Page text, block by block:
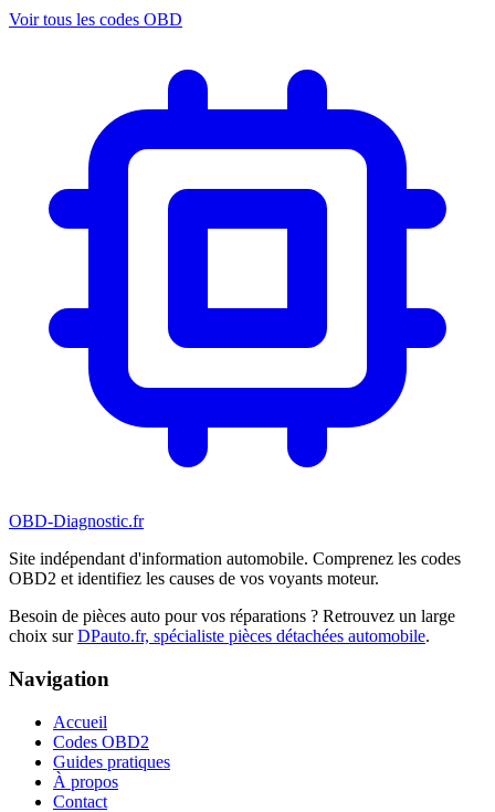
Voir tous les codes OBD
OBD-Diagnostic.fr
Site indépendant d'information automobile. Comprenez les codes
OBD2 et identifiez les causes de vos voyants moteur.
Besoin de pièces auto pour vos réparations ? Retrouvez un large
choix sur DPauto.fr, spécialiste pièces détachées automobile.
Navigation
Accueil
Codes OBD2
Guides pratiques
À propos
Contact